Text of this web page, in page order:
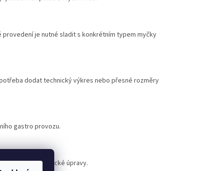
je nutné sladit s konkrétním typem myčky
dodat technický výkres nebo přesné rozměry
gastro provozu.
nebo další praktické úpravy.